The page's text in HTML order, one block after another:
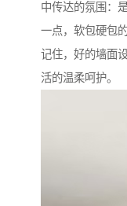
中传达的氛围：
一点，软包硬包
记住，好的墙面
活的温柔呵护。